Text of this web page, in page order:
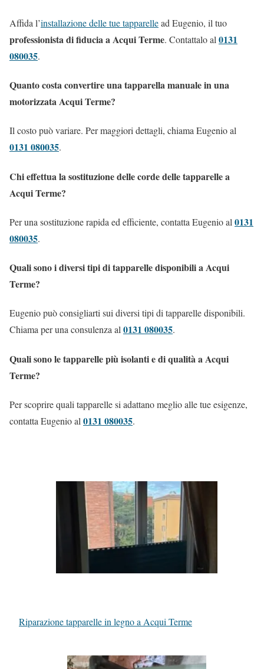
Affida l’installazione delle tue tapparellead Eugenio, il tuo
professionista di fiducia a Acqui Terme. Contattalo al 0131
080035.
Quanto costa convertire una tapparella manuale in una
motorizzata Acqui Terme?
Il costo può variare. Per maggiori dettagli, chiama Eugenio al
0131 080035.
Chi effettua la sostituzione delle corde delle tapparelle a
Acqui Terme?
Per una sostituzione rapida ed efficiente, contatta Eugenio al 0131
080035.
Quali sono i diversi tipi di tapparelle disponibili a Acqui
Terme?
Eugenio può consigliarti sui diversi tipi di tapparelle disponibili.
Chiama per una consulenza al0131 080035.
Quali sono le tapparelle più isolanti e di qualità a Acqui
Terme?
Per scoprire quali tapparelle si adattano meglio alle tue esigenze,
contatta Eugenio al 0131 080035.
Riparazione tapparelle in legno a Acqui Terme